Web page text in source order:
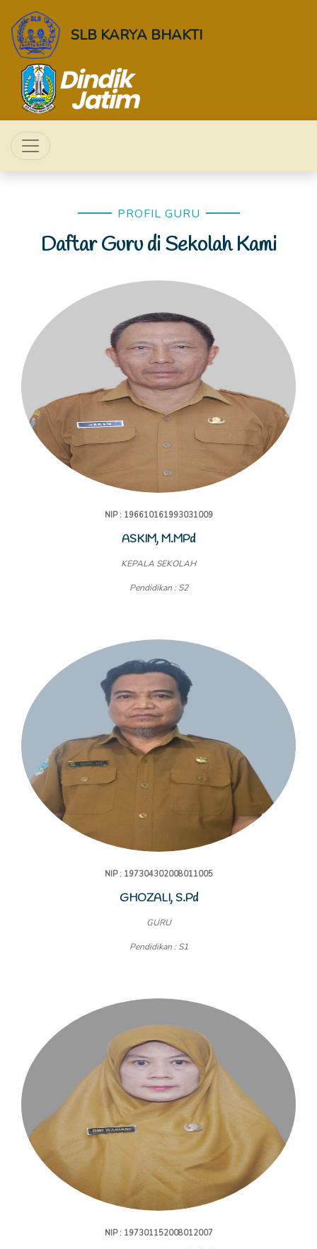
SLB KARYA BHAKTI
PROFIL GURU
Daftar Guru di Sekolah Kami
NIP : 196610161993031009
ASKIM, M.MPd
KEPALA SEKOLAH
Pendidikan : S2
NIP : 197304302008011005
GHOZALI, S.Pd
GURU
Pendidikan : S1
NIP : 197301152008012007